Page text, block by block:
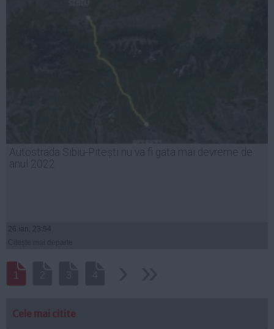
Autostrada Sibiu-Pitești nu va fi gata mai devreme de
anul 2022
26 ian, 23:54
1
Cele mai citite